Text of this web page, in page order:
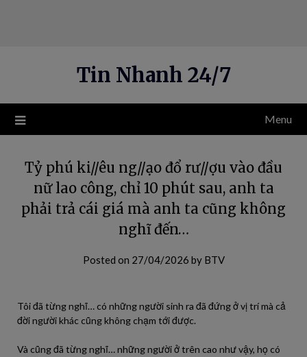
Tin Nhanh 24/7
Menu
Tỷ phú ki//êu ng//ạo đổ rư//ợu vào đầu
nữ lao công, chỉ 10 phút sau, anh ta
phải trả cái giá mà anh ta cũng không
nghĩ đến…
Posted on 27/04/2026 by BTV
Tôi đã từng nghĩ… có những người sinh ra đã đứng ở vị trí mà cả
đời người khác cũng không chạm tới được.
Và cũng đã từng nghĩ… những người ở trên cao như vậy, họ có